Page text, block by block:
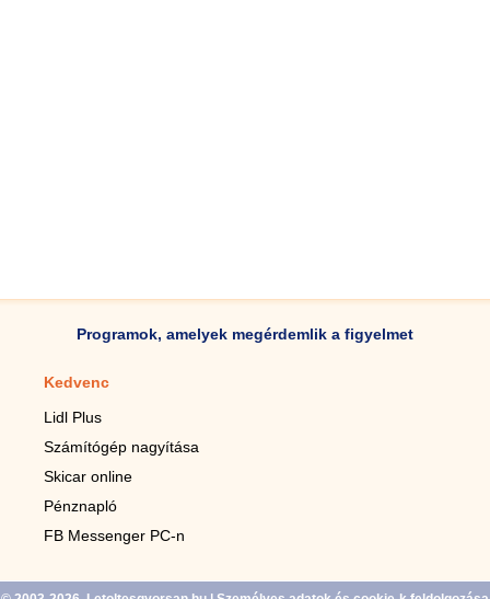
Programok, amelyek megérdemlik a figyelmet
Kedvenc
Lidl Plus
Számítógép nagyítása
Skicar online
Pénznapló
FB Messenger PC-n